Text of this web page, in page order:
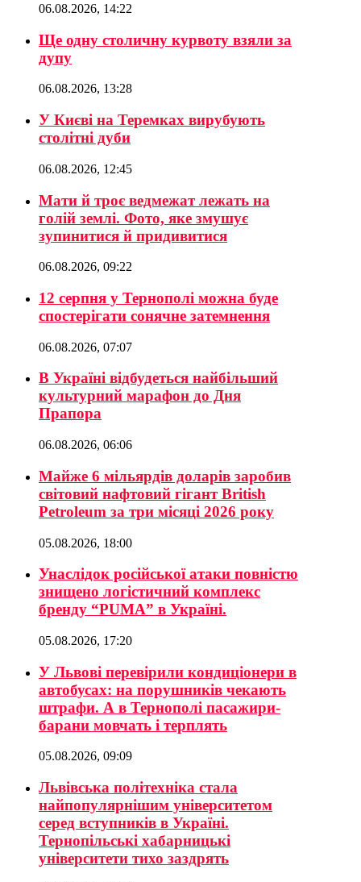
06.08.2026, 14:22
Ще одну столичну курвоту взяли за
дупу
06.08.2026, 13:28
У Києві на Теремках вирубують
столітні дуби
06.08.2026, 12:45
Мати й троє ведмежат лежать на
голій землі. Фото, яке змушує
зупинитися й придивитися
06.08.2026, 09:22
12 серпня у Тернополі можна буде
спостерігати сонячне затемнення
06.08.2026, 07:07
В Україні відбудеться найбільший
культурний марафон до Дня
Прапора
06.08.2026, 06:06
Майже 6 мільярдів доларів заробив
світовий нафтовий гігант British
Petroleum за три місяці 2026 року
05.08.2026, 18:00
Унаслідок російської атаки повністю
знищено логістичний комплекс
бренду “PUMA” в Україні.
05.08.2026, 17:20
У Львові перевірили кондиціонери в
автобусах: на порушників чекають
штрафи. А в Тернополі пасажири-
барани мовчать і терплять
05.08.2026, 09:09
Львівська політехніка стала
найпопулярнішим університетом
серед вступників в Україні.
Тернопільські хабарницькі
університети тихо заздрять